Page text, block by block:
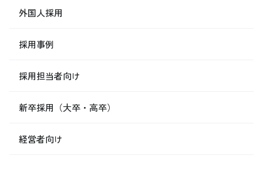
外国人採用
採用事例
採用担当者向け
新卒採用（大卒・高卒）
経営者向け